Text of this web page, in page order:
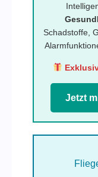
Schadstoffe,
Jetzt